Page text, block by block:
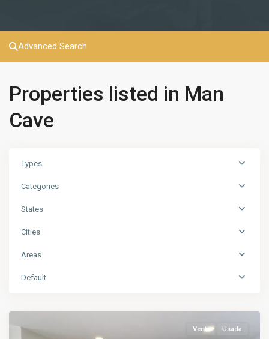
Advanced Search
Properties listed in Man
Cave
Types
Categories
States
Cities
Areas
Default
Venta Usada